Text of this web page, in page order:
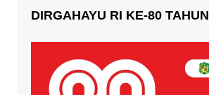
DIRGAHAYU RI KE-80 TAHUN